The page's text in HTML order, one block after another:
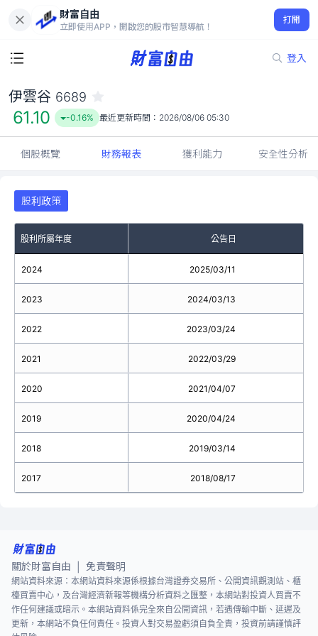
財富自由
立即使用APP，開啟您的股市智慧導航！
打開
登入
61.10
-0.16%
伊雲谷 6689
61.10 -0.16% 最近更新時間： 2026/08/06 05:30
個股概覽 財務報表 獲利能力 安全性分析
股利政策
股利所屬年度 公告日
2024
2023
2022
2021
2020
2019
2018
2017
2025/03/11
2024/03/13
2023/03/24
2022/03/29
2021/04/07
2020/04/24
2019/03/14
2018/08/17
關於財富自由 免責聲明
網站資料來源：本網站資料來源係根據台灣證券交易所、公開資訊觀測站、櫃
檯買賣中心，及台灣經濟新報等機構分析資料之匯整，本網站對投資人買賣不
作任何建議或暗示。本網站資料係完全來自公開資訊，若遇傳輸中斷、延遲及
更新，本網站不負任何責任。投資人對交易盈虧須自負全責，投資前請謹慎評